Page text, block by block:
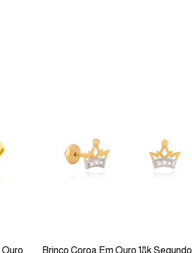
Ouro
Brinco Coroa Em Ouro 18k Segundo